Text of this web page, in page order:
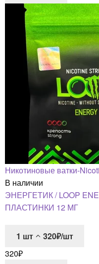
Никотиновые ватки-
В наличии
ЭНЕРГЕТИК / LOOP
ПЛАСТИНКИ 12 МГ
1 шт
320₽/шт
320₽